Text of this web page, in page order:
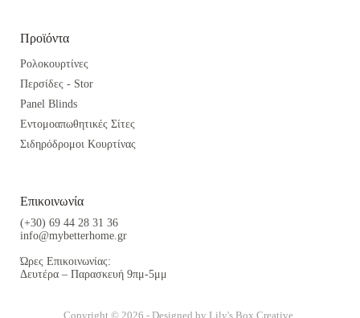
Προϊόντα
Ρολοκουρτίνες
Περσίδες - Stor
Panel Blinds
Εντομοαπωθητικές Σίτες
Σιδηρόδρομοι Κουρτίνας
Επικοινωνία
(+30) 69 44 28 31 36
info@mybetterhome.gr
Ώρες Επικοινωνίας:
Δευτέρα – Παρασκευή 9πμ-5μμ
Copyright © 2026 - Designed byLily's Box Creative